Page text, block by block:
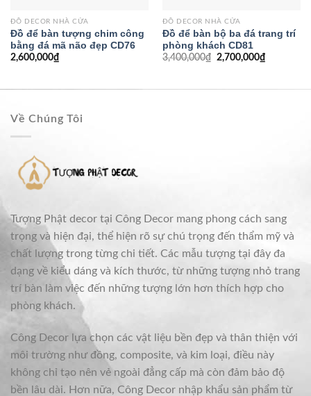
ĐỒ DECOR NHÀ CỬA
Đồ để bàn tượng chim công
bằng đá mã não đẹp CD76
2,600,000₫
ĐỒ DECOR NHÀ CỬA
Đồ để bàn bộ ba đá trang trí
phòng khách CD81
3,400,000₫ 2,700,000₫
Về Chúng Tôi
Tượng Phật decor tại Công Decor mang phong cách sang
trọng và hiện đại, thể hiện rõ sự chú trọng đến thẩm mỹ và
chất lượng trong từng chi tiết. Các mẫu tượng tại đây đa
dạng về kiểu dáng và kích thước, từ những tượng nhỏ trang
trí bàn làm việc đến những tượng lớn hơn thích hợp cho
phòng khách.
Công Decor lựa chọn các vật liệu bền đẹp và thân thiện với
môi trường như đồng, composite, và kim loại, điều này
không chỉ tạo nên vẻ ngoài đẳng cấp mà còn đảm bảo độ
bền lâu dài. Hơn nữa, Công Decor nhập khẩu sản phẩm từ